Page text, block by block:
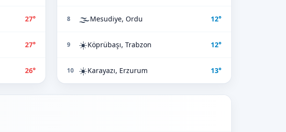
27°
27°
26°
8 🌫️Mesudiye, Ordu 12°
9 ☀️Köprübaşı, Trabzon 12°
10 ☀️Karayazı, Erzurum 13°